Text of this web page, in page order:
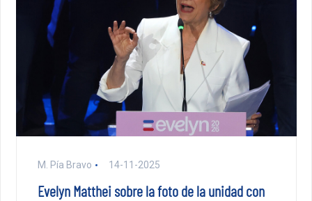
M. Pía Bravo 14-11-2025
Evelyn Matthei sobre la foto de la unidad con